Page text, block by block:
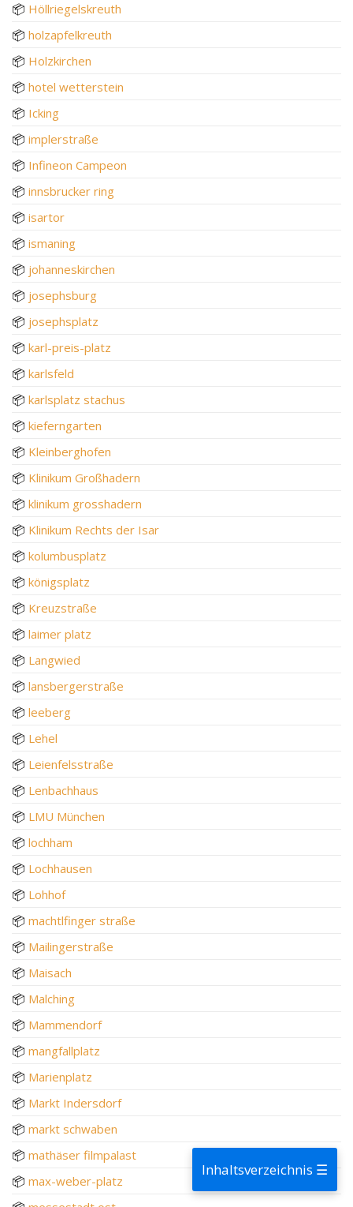
📦 Höllriegelskreuth
📦 holzapfelkreuth
📦 Holzkirchen
📦 hotel wetterstein
📦 Icking
📦 implerstraße
📦 Infineon Campeon
📦 innsbrucker ring
📦 isartor
📦 ismaning
📦 johanneskirchen
📦 josephsburg
📦 josephsplatz
📦 karl-preis-platz
📦 karlsfeld
📦 karlsplatz stachus
📦 kieferngarten
📦 Kleinberghofen
📦 Klinikum Großhadern
📦 klinikum grosshadern
📦 Klinikum Rechts der Isar
📦 kolumbusplatz
📦 königsplatz
📦 Kreuzstraße
📦 laimer platz
📦 Langwied
📦 lansbergerstraße
📦 leeberg
📦 Lehel
📦 Leienfelsstraße
📦 Lenbachhaus
📦 LMU München
📦 lochham
📦 Lochhausen
📦 Lohhof
📦 machtlfinger straße
📦 Mailingerstraße
📦 Maisach
📦 Malching
📦 Mammendorf
📦 mangfallplatz
📦 Marienplatz
📦 Markt Indersdorf
📦 markt schwaben
📦 mathäser filmpalast
📦 max-weber-platz
Inhaltsverzeichnis ☰